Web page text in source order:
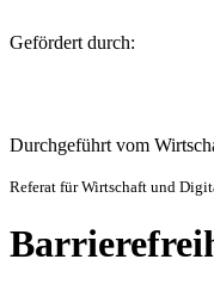
Gefördert durch:
Durchgeführt vom
Referat für Wirtschaft und